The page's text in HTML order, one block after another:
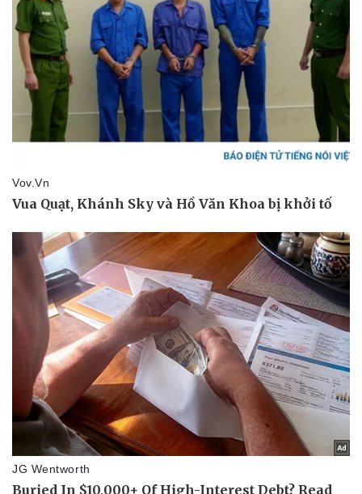
Cây thuốc
Sản phụ khoa
Nam khoa
Làm đẹp - giảm cân
Phòng mạch online
Ăn sạch sống khỏe
Đời sống
Tình yêu - Gia đình